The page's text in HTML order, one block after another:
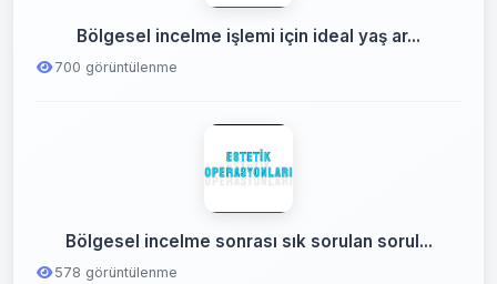
Bölgesel incelme işlemi için ideal yaş ar...
700 görüntülenme
Bölgesel incelme sonrası sık sorulan sorul...
578 görüntülenme